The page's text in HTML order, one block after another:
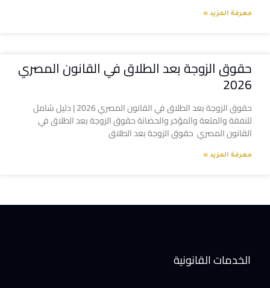
معرفة المزيد »
حقوق الزوجة بعد الطلاق في القانون المصري
2026
حقوق الزوجة بعد الطلاق في القانون المصري 2026 | دليل شامل
للنفقة والمتعة والمؤخر والحضانة حقوق الزوجة بعد الطلاق في
القانون المصري حقوق الزوجة بعد الطلاق
معرفة المزيد »
الخدمات القانونية